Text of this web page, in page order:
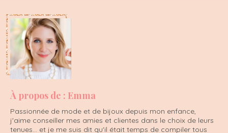
À propos de : Emma
Passionnée de mode et de bijoux depuis mon enfance,
j'aime conseiller mes amies et clientes dans le choix de leurs
tenues... et je me suis dit qu'il était temps de compiler tous